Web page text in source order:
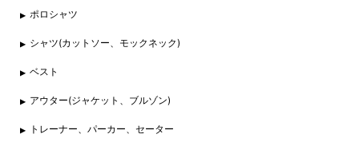
ポロシャツ
シャツ(カットソー、モックネック)
ベスト
アウター(ジャケット、ブルゾン)
トレーナー、パーカー、セーター